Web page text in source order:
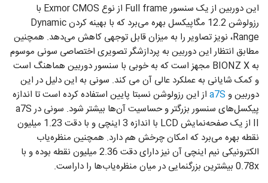
این دوربین از یک سنسور Full frame از نوع Exmor CMOS با
رزولوشن 12.2 مگاپیکسل بهره می‌برد که با بهینه کردن Dynamic
Range، نویز تصاویر را به میزان قابل توجهی کاهش می‌دهد. همچنین
مطابق انتظار این دوربین به پردازشگر تصویری اختصاصی سونی موسوم
به BIONZ X مجهز است که به خوبی با سنسور دوربین هماهنگ است
و کمک شایانی به عملکرد عالی آن می کند. سونی به این دلیل در این
دوربین و a7S از این رزولوشن نسبتا پایین استفاده کرده است تا اندازه
پیکسل‌های سنسور بزرگتر و حساسیت آن‌ها بیشتر شود. سونی در a7S
II از یک صفحه‌نمایش LCD با اندازه 3 اینچی و با دقت 1.23 میلیون
نقطه بهره می‌برد که امکان چرخش هم دارد. همچنین منظره‌یاب
الکترونیکی نیم اینچی آن نیز دارای دقت 2.36 میلیون نقطه بوده و با
0.78x بیشترین بزرگنمایی در میان منظره‌یاب‌ها را داراست.